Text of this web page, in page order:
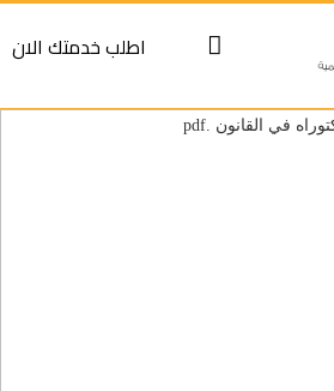
اطلب خدمتك الان